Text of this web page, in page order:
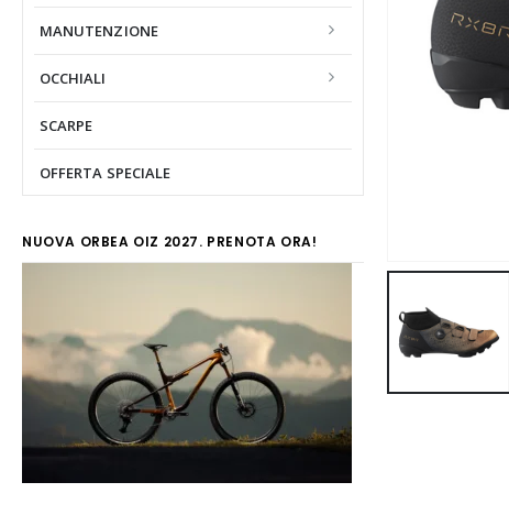
MANUTENZIONE
OCCHIALI
SCARPE
OFFERTA SPECIALE
NUOVA ORBEA OIZ 2027. PRENOTA ORA!